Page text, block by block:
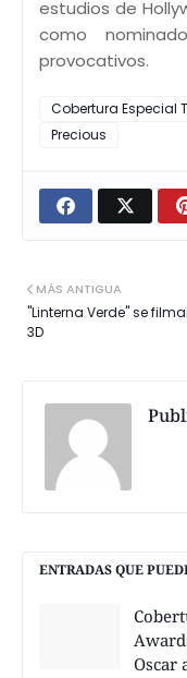
estudios de
como
provocativos.
Cobertura Especial
Precious
MÁS ANTIGUA
"Linterna Verde" se
3D
ENTRADAS QUE
Oscar